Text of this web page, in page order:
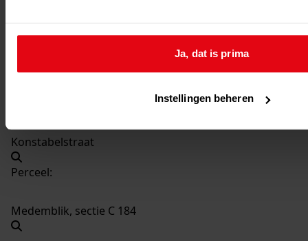
Ja, dat is prima
Instellingen beheren
Medemblik, Konstabelstraat 2, 4, 6, 8, 10, 12, 14, 16, 18,
Konstabelstraat
Perceel:
Medemblik, sectie C 184